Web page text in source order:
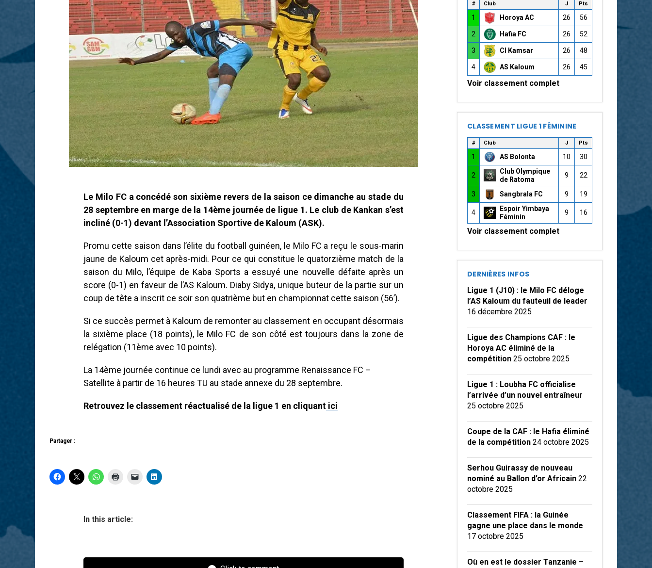
Le Milo FC a concédé son sixième revers de la saison ce dimanche au stade du
28 septembre en marge de la 14ème journée de ligue 1. Le club de Kankan s’est
incliné (0-1) devant l’Association Sportive de Kaloum (ASK).
Promu cette saison dans l’élite du football guinéen, le Milo FC a reçu le sous-marin
jaune de Kaloum cet après-midi. Pour ce qui constitue le quatorzième match de la
saison du Milo, l’équipe de Kaba Sports a essuyé une nouvelle défaite après un
score (0-1) en faveur de l’AS Kaloum. Diaby Sidya, unique buteur de la partie sur un
coup de tête a inscrit ce soir son quatrième but en championnat cette saison (56’).
Si ce succès permet à Kaloum de remonter au classement en occupant désormais
la sixième place (18 points), le Milo FC de son côté est toujours dans la zone de
relégation (11ème avec 10 points).
La 14ème journée continue ce lundi avec au programme Renaissance FC –
Satellite à partir de 16 heures TU au stade annexe du 28 septembre.
Retrouvez le classement réactualisé de la ligue 1 en cliquant ici
Partager :
In this article:
# Club J Pts
1 Horoya AC 26 56
2 Hafia FC 26 52
3 CI Kamsar 26 48
4 AS Kaloum 26 45
Voir classement complet
CLASSEMENT LIGUE 1 FÉMININE
# Club J Pts
1 AS Bolonta 10 30
2
Club Olympique
de Ratoma
9 22
3 Sangbrala FC 9 19
4
Espoir Yimbaya
Féminin
9 16
Voir classement complet
DERNIÈRES INFOS
Ligue 1 (J10) : le Milo FC déloge
l’AS Kaloum du fauteuil de leader
16 décembre 2025
Ligue des Champions CAF : le
Horoya AC éliminé de la
compétition 25 octobre 2025
Ligue 1 : Loubha FC officialise
l’arrivée d’un nouvel entraîneur
25 octobre 2025
Coupe de la CAF : le Hafia éliminé
de la compétition 24 octobre 2025
Serhou Guirassy de nouveau
nominé au Ballon d’or Africain 22
octobre 2025
Classement FIFA : la Guinée
gagne une place dans le monde
17 octobre 2025
Où en est le dossier Tanzanie –